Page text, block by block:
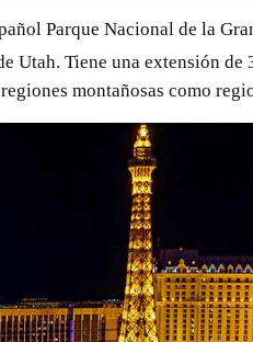
Parque Nacional de la
Utah. Tiene una extensión de
montañosas como